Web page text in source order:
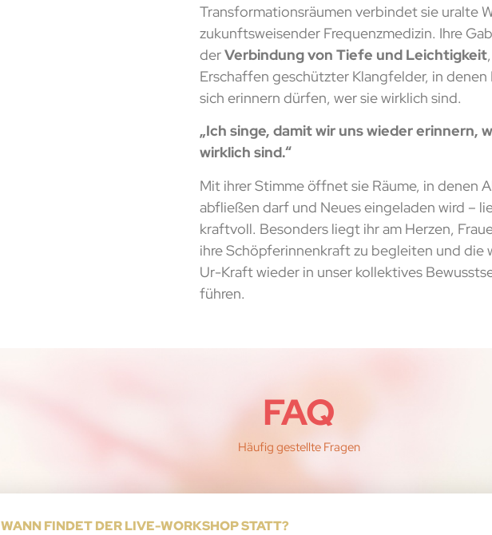
Transformationsräumen verbindet sie uralte
zukunftsweisender Frequenzmedizin. Ihre
derVerbindung von Tiefe und Leichtigkeit
Erschaffen geschützter Klangfelder, in denen
sich erinnern dürfen, wer sie wirklich sind.
„Ich singe, damit wir uns wieder erinnern,
wirklich sind.“
Mit ihrer Stimme öffnet sie Räume, in denen
abfließen darf und Neues eingeladen wird –
kraftvoll. Besonders liegt ihr am Herzen,
ihre Schöpferinnenkraft zu begleiten und die
Ur-Kraft wieder in unser kollektives
führen.
FAQ
Häufig gestellte Fragen
WANN FINDET DER LIVE-WORKSHOP STATT?